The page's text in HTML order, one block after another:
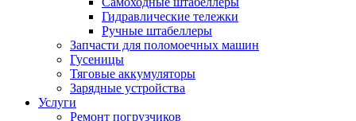
Гидравлические тележки
Ручные штабеллеры
Запчасти для поломоечных машин
Гусеницы
Тяговые аккумуляторы
Зарядные устройства
Услуги
Ремонт погрузчиков